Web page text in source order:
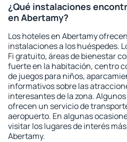
¿Qué instalaciones
en Abertamy?
Los hoteles en Abertamy
instalaciones a los huéspedes.
Fi gratuito, áreas de bienestar
fuerte en la habitación, centro
de juegos para niños,
informativos sobre las
interesantes de la zona.
ofrecen un servicio de
aeropuerto. En algunas
visitar los lugares de interés
Abertamy.